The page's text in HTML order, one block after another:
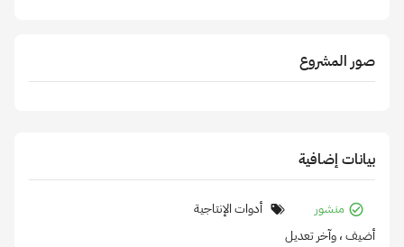
صور المشروع
بيانات إضافية
منشور
أدوات الإنتاجية
أضيف، وآخر تعديل